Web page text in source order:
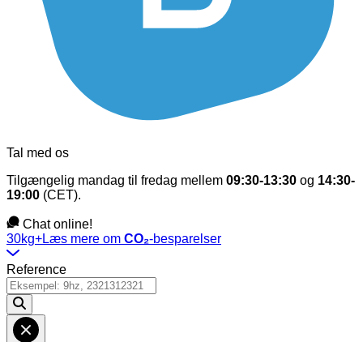
Tal med os
Tilgængelig mandag til fredag mellem 09:30-13:30 og 14:30-
19:00 (CET).
Chat online!
30kg+Læs mere om CO₂-besparelser
Reference